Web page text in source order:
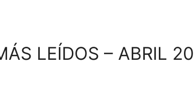
LEÍDOS – ABRIL